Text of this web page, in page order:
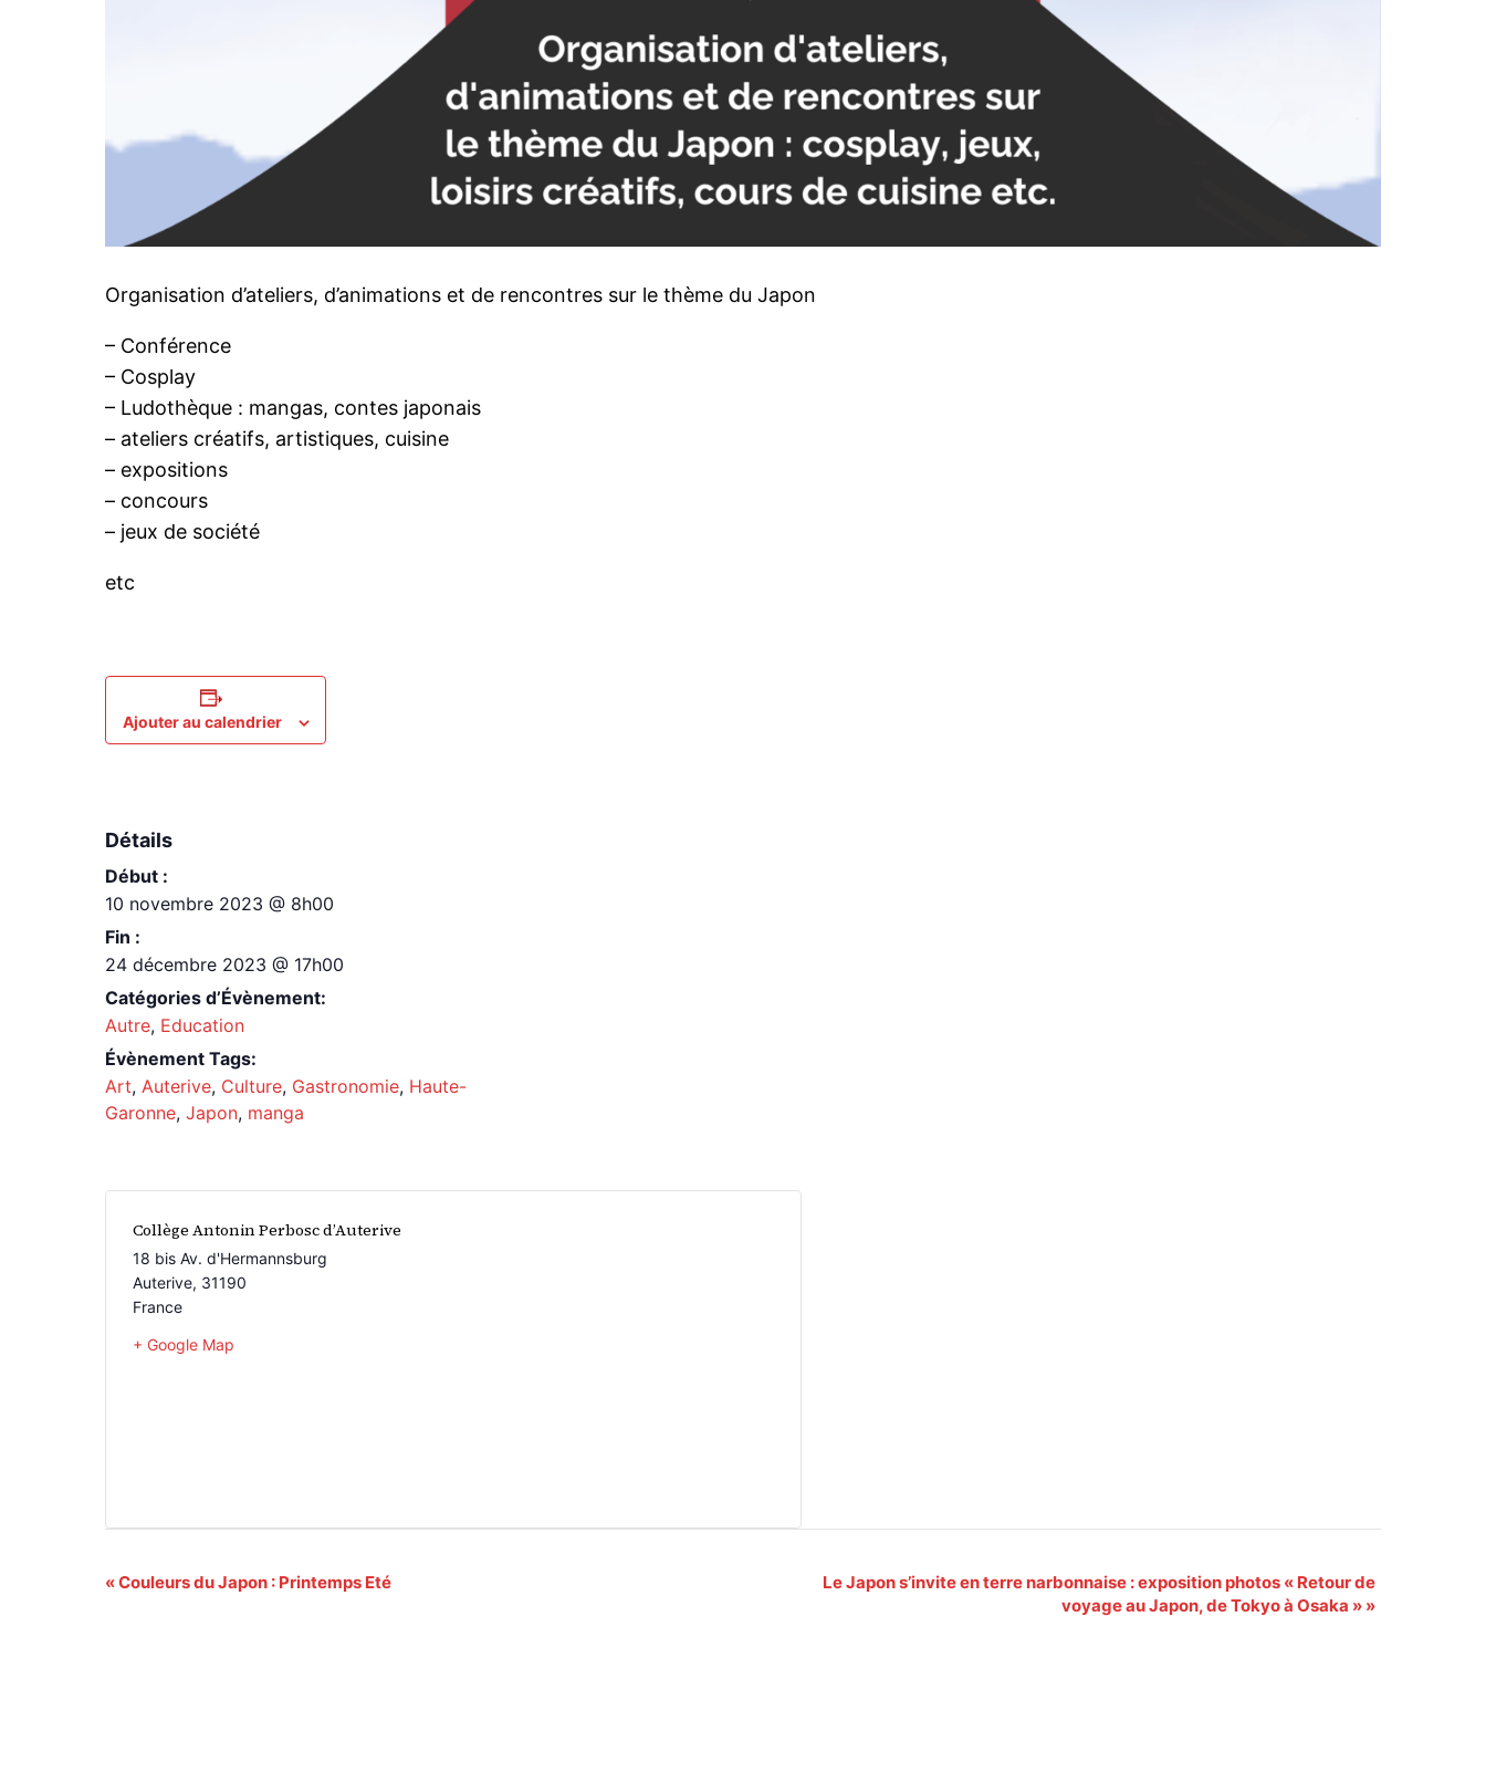
Organisation d’ateliers, d’animations et de rencontres sur le thème du Japon
– Conférence
– Cosplay
– Ludothèque : mangas, contes japonais
– ateliers créatifs, artistiques, cuisine
– expositions
– concours
– jeux de société
etc
Ajouter au calendrier
Détails
Début :
10 novembre 2023 @ 8h00
Fin :
24 décembre 2023 @ 17h00
Catégories d’Évènement:
Autre, Education
Évènement Tags:
Art,Auterive, Culture, Gastronomie, Haute-
Garonne,Japon, manga
Collège Antonin Perbosc d’Auterive
18 bis Av. d'Hermannsburg
Auterive, 31190
France
+ Google Map
Navigation
«Couleurs du Japon : Printemps Eté
Le Japon s’invite en terre narbonnaise : exposition photos « Retour de
voyage au Japon, de Tokyo à Osaka » »